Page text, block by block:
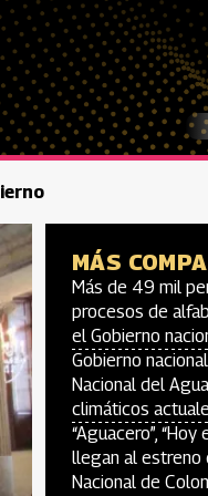
MÁS
Más de 49 mil
procesos de
el Gobierno
Gobierno
Nacional del
climáticos
“Aguacero”, “Hoy
llegan al estreno
Nacional de